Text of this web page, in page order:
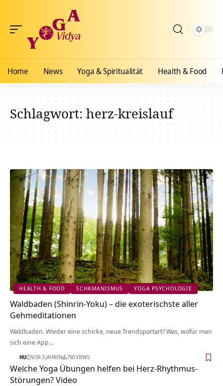
Home News Yoga & Spiritualität Health & Food
Schlagwort:herz-kreislauf
HEALTH & FOOD SCHAMANISMUS YOGA PSYCHOLOGIE
Waldbaden (Shinrin-Yoku) – die exoterischste aller
Gehmeditationen
Waldbaden. Wieder eine schicke, neue Trendsportart? Was, wofür man
sich eine App…
HU VOR 3 JAHREN 790 VIEWS
Welche Yoga Übungen helfen bei Herz-Rhythmus-
Störungen? Video